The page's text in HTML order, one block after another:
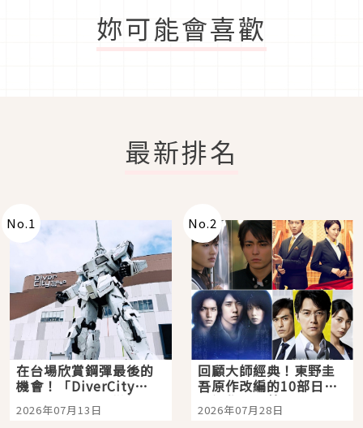
妳可能會喜歡
最新排名
No.1
在台場欣賞鋼彈最後的
機會！「DiverCity
Tokyo Plaza」搭船、
購物、美食及夜景，一
2026年07月13日
No.2
回顧大師經典！東野圭
吾原作改編的10部日本
影視作品推薦
2026年07月28日